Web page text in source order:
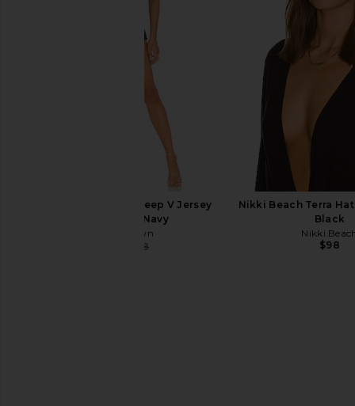
Pearl Pink &
BLUEBELLA
$89
superdown Thea Deep V Jersey
Romper in Navy
superdown
$58
Nikki Beach Terra
Black
Nikki
$98